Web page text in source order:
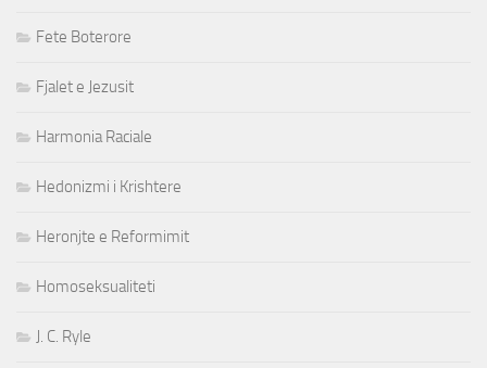
Fete Boterore
Fjalet e Jezusit
Harmonia Raciale
Hedonizmi i Krishtere
Heronjte e Reformimit
Homoseksualiteti
J. C. Ryle